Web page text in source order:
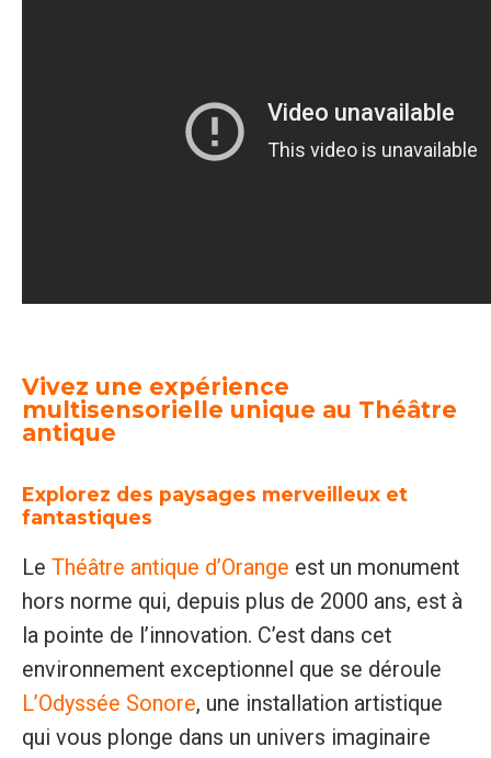
Vivez une expérience
multisensorielle unique au Théâtre
antique
Explorez des paysages merveilleux et
fantastiques
Le Théâtre antique d’Orange est un monument
hors norme qui, depuis plus de 2000 ans, est à
la pointe de l’innovation. C’est dans cet
environnement exceptionnel que se déroule
L’Odyssée Sonore, une installation artistique
qui vous plonge dans un univers imaginaire